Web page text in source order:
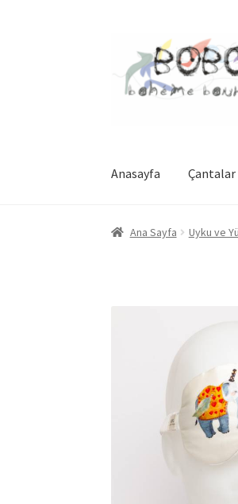
Dolaşıma
Anasayfa Çantalar
Ana Sayfa Uyku ve